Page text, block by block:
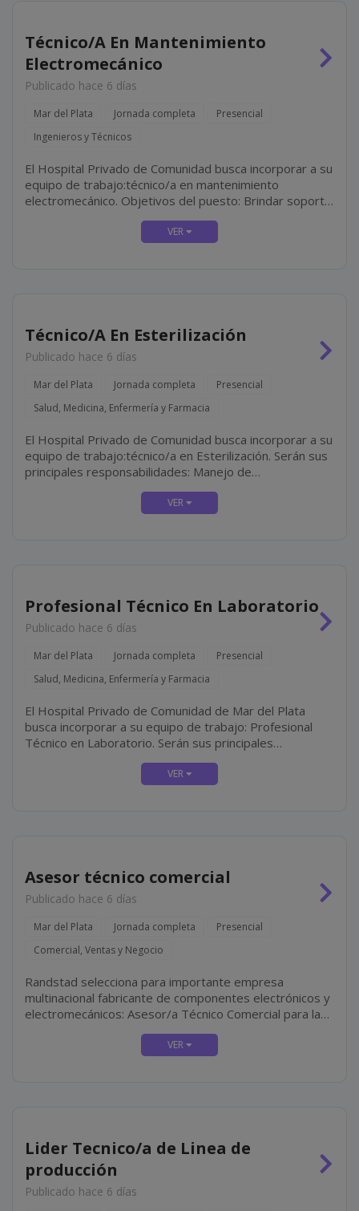
Técnico/A En Mantenimiento
Electromecánico
Publicado hace 6 días
Mar del Plata Jornada completa
Presencial
Ingenieros y Técnicos
El Hospital Privado de Comunidad busca incorporar a su
equipo de trabajo:técnico/a en mantenimiento
electromecánico. Objetivos del puesto: Brindar soporte
técnico integral a los sectores del hospital mediante
tareas de mantenimiento preventivo, correctivo y
Técnico/A En Esterilización
Publicado hace 6 días
Mar del Plata Jornada completa
Presencial
Salud, Medicina, Enfermería y Farmacia
El Hospital Privado de Comunidad busca incorporar a su
equipo de trabajo:técnico/a en Esterilización. Serán sus
principales responsabilidades: Manejo de
esterilizadoras Statim **** y ****, realizando las
esterilizaciones necesarias durante la jornada y el
Profesional Técnico En Laboratorio
Publicado hace 6 días
Mar del Plata Jornada completa
Presencial
Salud, Medicina, Enfermería y Farmacia
El Hospital Privado de Comunidad de Mar del Plata
busca incorporar a su equipo de trabajo: Profesional
Técnico en Laboratorio. Serán sus principales
responsabilidades: Colaborar en la realización de
estudios de laboratorio, bajo la supervisión del...
Asesor técnico comercial
Publicado hace 6 días
Mar del Plata Jornada completa
Presencial
Comercial, Ventas y Negocio
Randstad selecciona para importante empresa
multinacional fabricante de componentes electrónicos y
electromecánicos: Asesor/a Técnico Comercial para la
profesionales con perfil técnico-comercial, motivados...
Lider Tecnico/a de Linea de
producción
Publicado hace 6 días